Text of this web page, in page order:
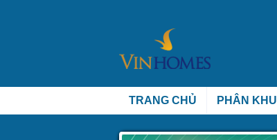
TRANG CHỦ PHÂN KHU